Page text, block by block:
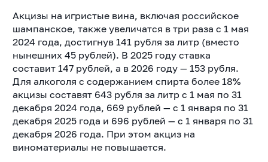
Акцизы на игристые вина, включая российское
шампанское, также увеличатся в три раза с 1 мая
2024 года, достигнув 141 рубля за литр (вместо
нынешних 45 рублей). В 2025 году ставка
составит 147 рублей, а в 2026 году — 153 рубля.
Для алкоголя с содержанием спирта более 18%
акцизы составят 643 рубля за литр с 1 мая по 31
декабря 2024 года, 669 рублей — с 1 января по 31
декабря 2025 года и 696 рублей — с 1 января по 31
декабря 2026 года. При этом акциз на
виноматериалы не повышается.